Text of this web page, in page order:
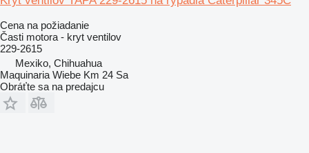
Cena na požiadanie
Časti motora - kryt ventilov
229-2615
Mexiko, Chihuahua
Maquinaria Wiebe Km 24 Sa
Obráťte sa na predajcu